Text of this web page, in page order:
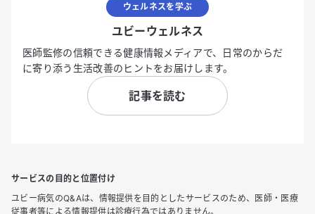
ウェルネスを学ぶ
ユビーウェルネス
医師監修の信頼できる健康情報メディアで、日常のからだ
に寄り添う生活改善のヒントをお届けします。
記事を読む
サービスの目的と位置付け
ユビー病気のQ&Aは、情報提供を目的としたサービスのため、医師・医療
従事者等による情報提供は診療行為ではありません。